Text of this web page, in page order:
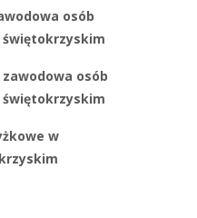
osób
świętokrzyskim
osób
świętokrzyskim
w